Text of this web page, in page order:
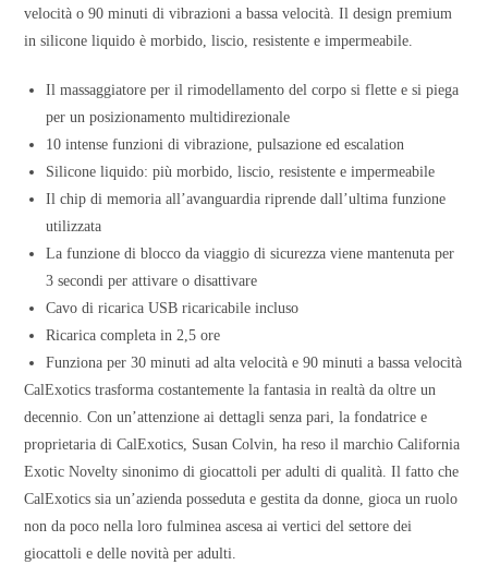
velocità o 90 minuti di vibrazioni a bassa velocità. Il design premium
in silicone liquido è morbido, liscio, resistente e impermeabile.
Il massaggiatore per il rimodellamento del corpo si flette e si piega
per un posizionamento multidirezionale
10 intense funzioni di vibrazione, pulsazione ed escalation
Silicone liquido: più morbido, liscio, resistente e impermeabile
Il chip di memoria all’avanguardia riprende dall’ultima funzione
utilizzata
La funzione di blocco da viaggio di sicurezza viene mantenuta per
3 secondi per attivare o disattivare
Cavo di ricarica USB ricaricabile incluso
Ricarica completa in 2,5 ore
Funziona per 30 minuti ad alta velocità e 90 minuti a bassa velocità
CalExotics trasforma costantemente la fantasia in realtà da oltre un
decennio. Con un’attenzione ai dettagli senza pari, la fondatrice e
proprietaria di CalExotics, Susan Colvin, ha reso il marchio California
Exotic Novelty sinonimo di giocattoli per adulti di qualità. Il fatto che
CalExotics sia un’azienda posseduta e gestita da donne, gioca un ruolo
non da poco nella loro fulminea ascesa ai vertici del settore dei
giocattoli e delle novità per adulti.